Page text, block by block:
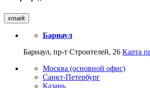
xmark
Барнаул
Барнаул, пр-т Строителей, 26 Карта
Москва (основной офис)
Санкт-Петербург
Казань